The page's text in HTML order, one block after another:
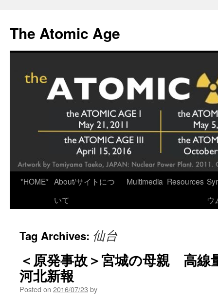
content
The Atomic Age
*HOME* About/サイトにつ
いて
Multimedia Resources
ウ
Tag Archives: 仙台
＜原発事故＞宮城の母親 高線
河北新報
Posted on 2016/07/23 by